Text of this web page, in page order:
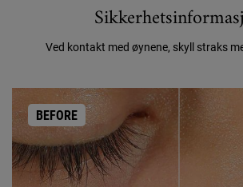
Ved kontakt med øynene, skyll straks
BEFORE